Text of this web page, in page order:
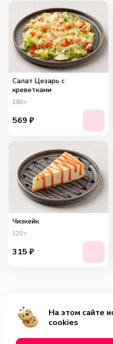
Салат Цезарь с
креветками
180 г
569 ₽
Чизкейк
120 г
315 ₽
На этом сайте
cookies